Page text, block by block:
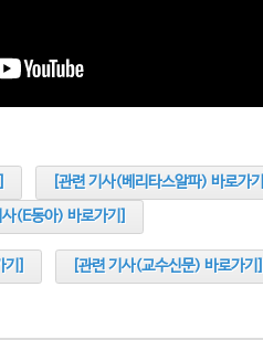
[관련 기사(베리타스알파) 바로가
사(E동아) 바로가기]
기] [관련 기사(교수신문) 바로가기]